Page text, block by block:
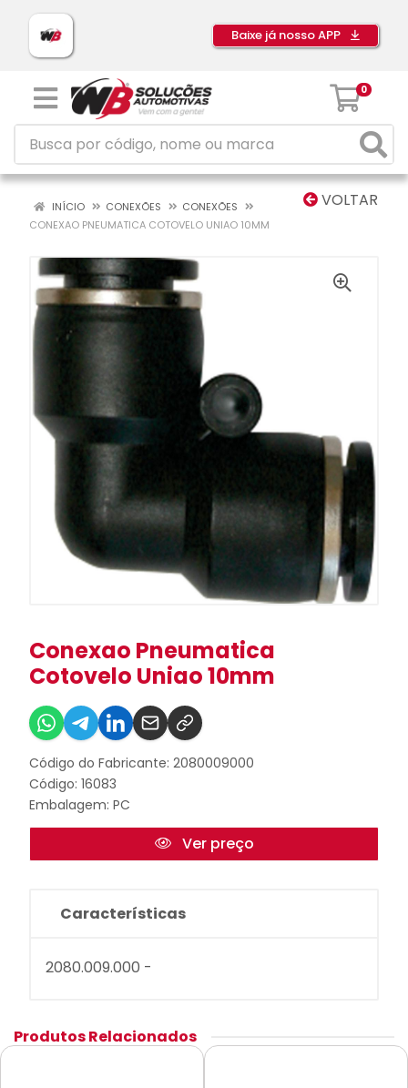
Baixe já nosso APP
0
VOLTAR
INÍCIO CONEXÕES
CONEXÕES
CONEXAO PNEUMATICA COTOVELO UNIAO 10MM
Conexao Pneumatica
Cotovelo Uniao 10mm
Código do Fabricante: 2080009000
Código: 16083
Embalagem: PC
Ver preço
Características
2080.009.000 -
Produtos Relacionados